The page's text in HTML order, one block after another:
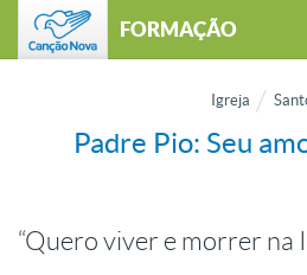
FORMAÇÃO
Igreja
Padre Pio: Seu
“Quero viver e morrer na